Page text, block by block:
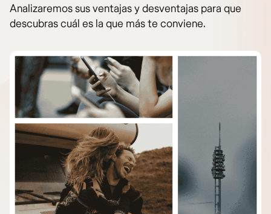
Analizaremos sus ventajas y desventajas para que
descubras cuál es la que más te conviene.